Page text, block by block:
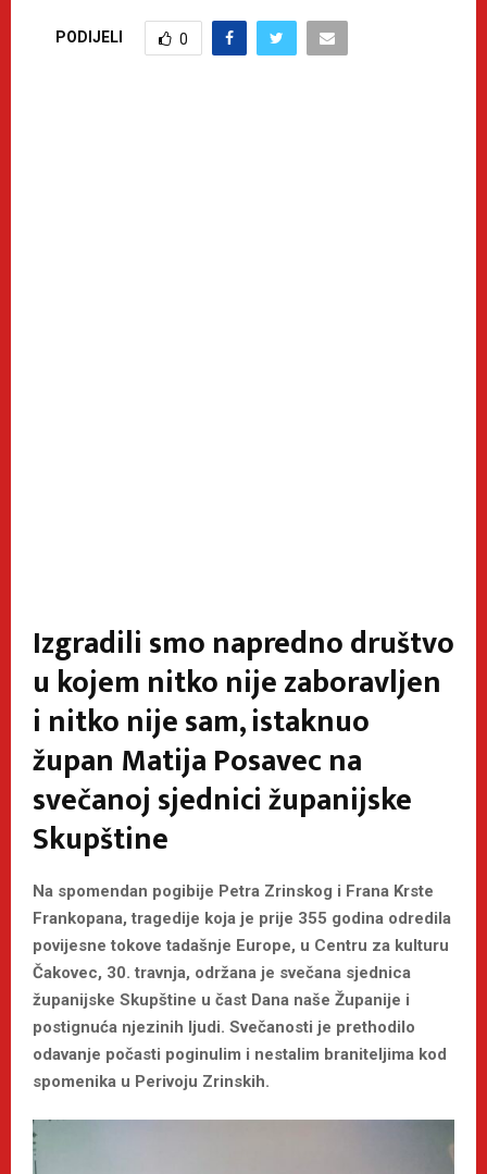
PODIJELI 0
Izgradili smo napredno društvo
u kojem nitko nije zaboravljen
i nitko nije sam, istaknuo
župan Matija Posavec na
svečanoj sjednici županijske
Skupštine
Na spomendan pogibije Petra Zrinskog i Frana Krste
Frankopana, tragedije koja je prije 355 godina odredila
povijesne tokove tadašnje Europe, u Centru za kulturu
Čakovec, 30. travnja, održana je svečana sjednica
županijske Skupštine u čast Dana naše Županije i
postignuća njezinih ljudi. Svečanosti je prethodilo
odavanje počasti poginulim i nestalim braniteljima kod
spomenika u Perivoju Zrinskih.